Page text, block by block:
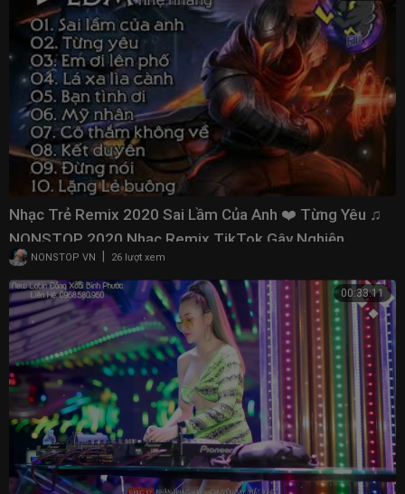
Nhạc Trẻ Remix 2020 Sai Lầm Của Anh ❤️ Từng Yêu ♫
NONSTOP 2020 Nhạc Remix TikTok Gây Nghiện
NONSTOP VN 26 lượt xem
00:33:11